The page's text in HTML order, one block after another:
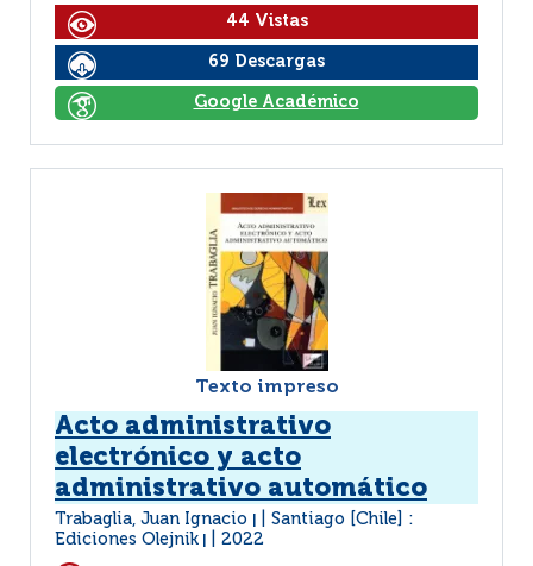
44 Vistas
69 Descargas
Google Académico
Texto impreso
Acto administrativo
electrónico y acto
administrativo automático
Trabaglia, Juan Ignacio
Santiago [Chile] :
Ediciones Olejnik
2022